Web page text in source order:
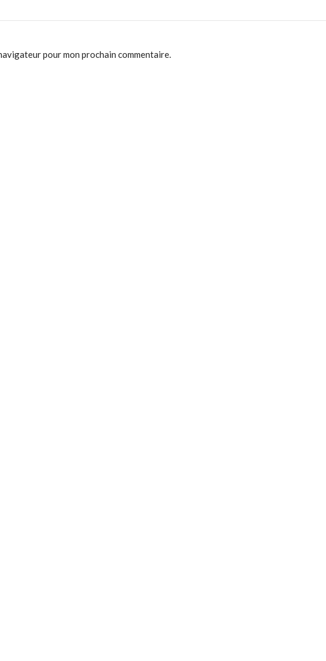
pour mon prochain commentaire.